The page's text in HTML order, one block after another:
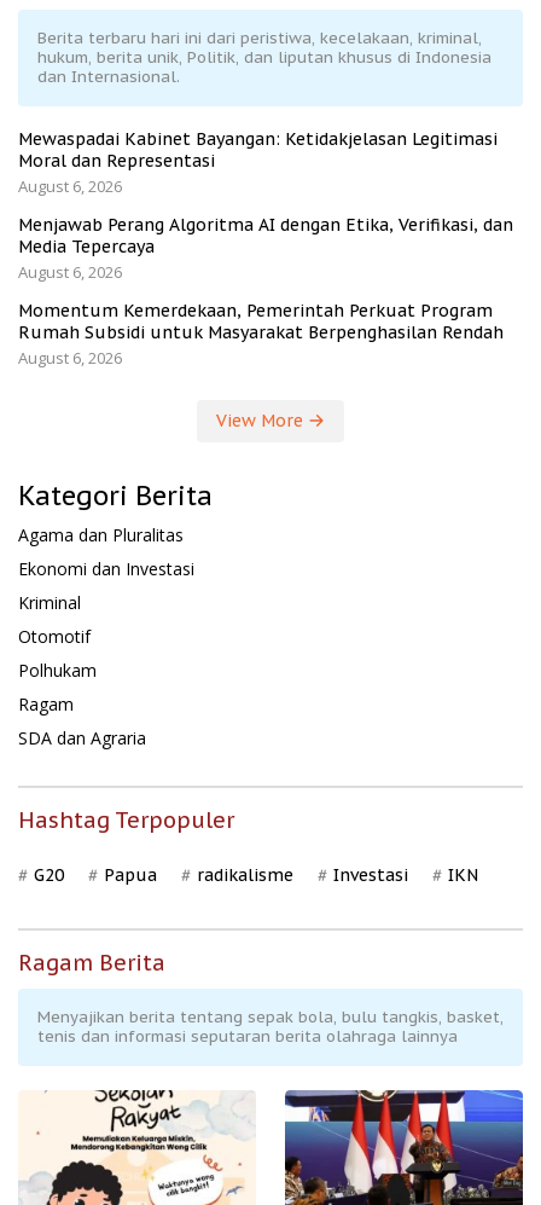
Berita terbaru hari ini dari peristiwa, kecelakaan, kriminal,
hukum, berita unik, Politik, dan liputan khusus di Indonesia
dan Internasional.
Mewaspadai Kabinet Bayangan: Ketidakjelasan Legitimasi
Moral dan Representasi
August 6, 2026
Menjawab Perang Algoritma AI dengan Etika, Verifikasi, dan
Media Tepercaya
August 6, 2026
Momentum Kemerdekaan, Pemerintah Perkuat Program
Rumah Subsidi untuk Masyarakat Berpenghasilan Rendah
August 6, 2026
View More
Kategori Berita
Agama dan Pluralitas
Ekonomi dan Investasi
Kriminal
Otomotif
Polhukam
Ragam
SDA dan Agraria
Hashtag Terpopuler
G20 Papua radikalisme Investasi IKN
Ragam Berita
Menyajikan berita tentang sepak bola, bulu tangkis, basket,
tenis dan informasi seputaran berita olahraga lainnya